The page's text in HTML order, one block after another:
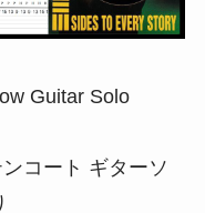
Guitar Solo
コート ギターソ